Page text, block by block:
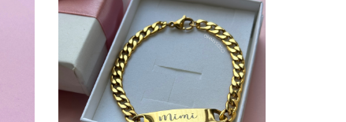
PULSEIRA
PERSONALIZADA
SENHORA